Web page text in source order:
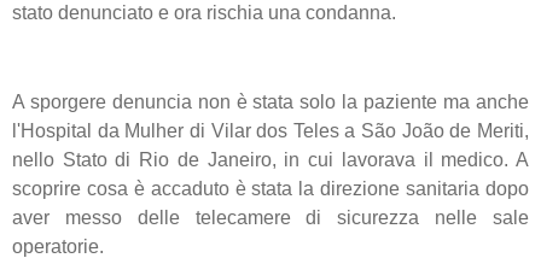
stato denunciato e ora rischia una condanna.
A sporgere denuncia non è stata solo la paziente ma anche
l'Hospital da Mulher di Vilar dos Teles a São João de Meriti,
nello Stato di Rio de Janeiro, in cui lavorava il medico. A
scoprire cosa è accaduto è stata la direzione sanitaria dopo
aver messo delle telecamere di sicurezza nelle sale
operatorie.